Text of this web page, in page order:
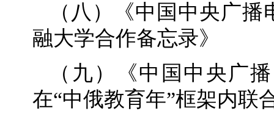
（八）《中国中央广
融大学合作备忘录》
（九）《中国中央广
在“中俄教育年”框架内联